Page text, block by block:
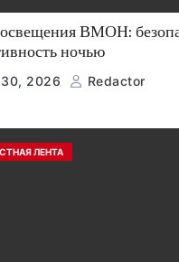
ВМОН:
ночью
2026 Redactor
ЛЕНТА